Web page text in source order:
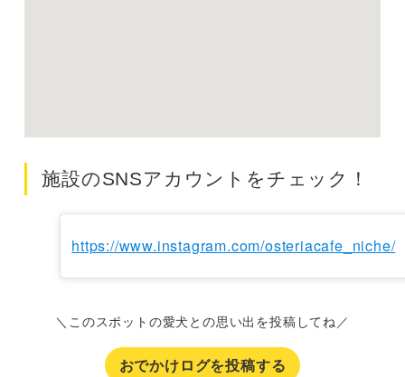
施設のSNSアカウントをチェック！
https://www.instagram.com/osteriacafe_niche/
＼このスポットの愛犬との思い出を投稿してね／
おでかけログを投稿する